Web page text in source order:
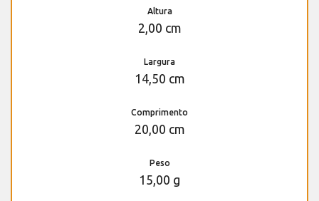
Altura
2,00 cm
Largura
14,50 cm
Comprimento
20,00 cm
Peso
15,00 g